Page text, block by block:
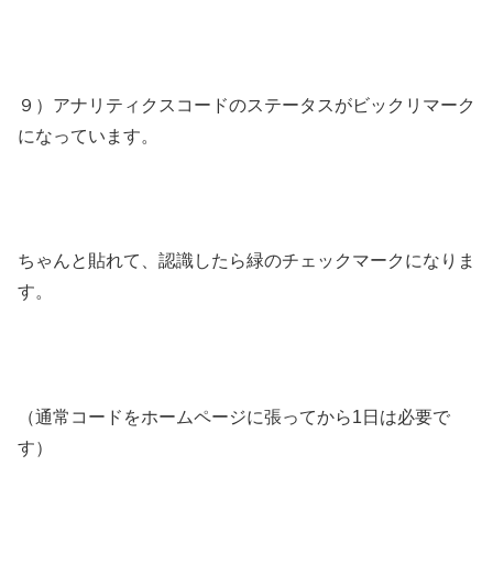
９）アナリティクスコードのステータスがビックリマーク
になっています。
ちゃんと貼れて、認識したら緑のチェックマークになりま
す。
（通常コードをホームページに張ってから1日は必要で
す）